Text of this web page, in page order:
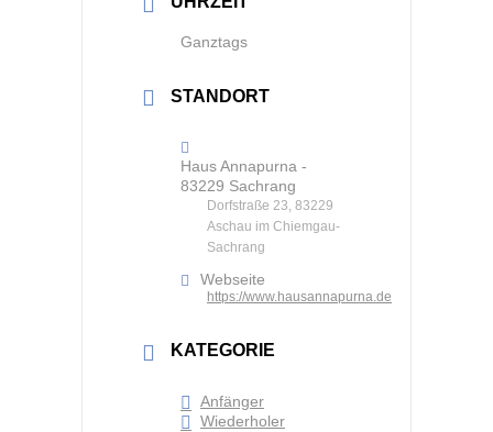
Ganztags
STANDORT
Haus Annapurna -
83229 Sachrang
Dorfstraße 23, 83229
Aschau im Chiemgau-
Sachrang
Webseite
https://www.hausannapurna.de
KATEGORIE
Anfänger
Wiederholer